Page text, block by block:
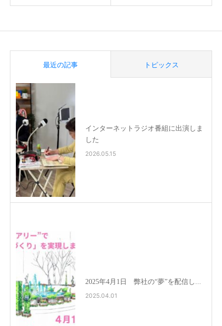
最近の記事 トピックス
インターネットラジオ番組に出演しま
した
2026.05.15
2025年4月1日 弊社の“夢”を配信し...
2025.04.01